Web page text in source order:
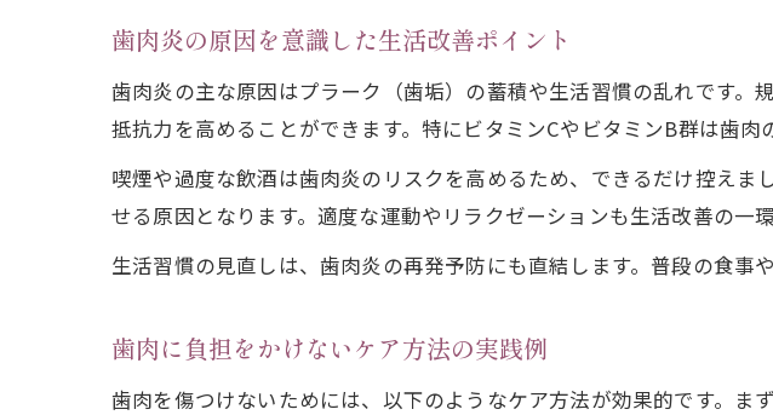
歯肉炎の自然
歯肉炎の回復
歯肉炎の原因を意識した生活改善ポイント
歯肉炎の主な原因はプラーク（歯垢）の蓄積や生活習慣の乱れです
抵抗力を高めることができます。特にビタミンCやビタミンB群は歯肉
喫煙や過度な飲酒は歯肉炎のリスクを高めるため、できるだけ控え
せる原因となります。適度な運動やリラクゼーションも生活改善の一
生活習慣の見直しは、歯肉炎の再発予防にも直結します。普段の食事
歯肉に負担をかけないケア方法の実践例
歯肉を傷つけないためには、以下のようなケア方法が効果的です。